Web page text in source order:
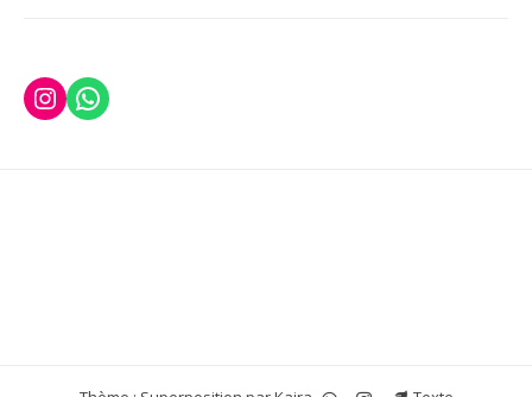
Instagram
WhatsApp